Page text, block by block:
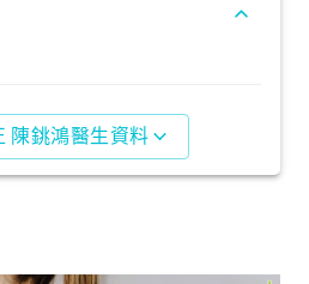
陳銚鴻醫生資料